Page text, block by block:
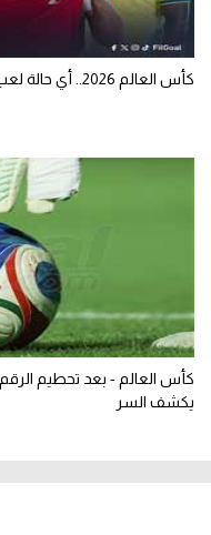
كأس العالم 2026.. أي حالة لعب يجيدها منتخبك المفضل؟
كأس العالم - بعد تحطيم
يكشف السر